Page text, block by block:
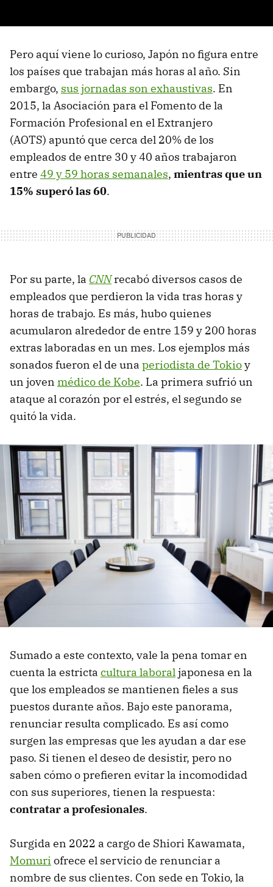
Pero aquí viene lo curioso, Japón no figura entre
los países que trabajan más horas al año. Sin
embargo, sus jornadas son exhaustivas. En
2015, la Asociación para el Fomento de la
Formación Profesional en el Extranjero
(AOTS) apuntó que cerca del 20% de los
empleados de entre 30 y 40 años trabajaron
entre 49 y 59 horas semanales, mientras que un
15% superó las 60.
Por su parte, la CNNrecabó diversos casos de
empleados que perdieron la vida tras horas y
horas de trabajo. Es más, hubo quienes
acumularon alrededor de entre 159 y 200 horas
extras laboradas en un mes. Los ejemplos más
sonados fueron el de una periodista de Tokioy
un joven médico de Kobe. La primera sufrió un
ataque al corazón por el estrés, el segundo se
quitó la vida.
Sumado a este contexto, vale la pena tomar en
cuenta la estricta cultura laboraljaponesa en la
que los empleados se mantienen fieles a sus
puestos durante años. Bajo este panorama,
renunciar resulta complicado. Es así como
surgen las empresas que les ayudan a dar ese
paso. Si tienen el deseo de desistir, pero no
saben cómo o prefieren evitar la incomodidad
con sus superiores, tienen la respuesta:
contratar a profesionales.
Surgida en 2022 a cargo de Shiori Kawamata,
Momuri ofrece el servicio de renunciar a
nombre de sus clientes. Con sede en Tokio, la